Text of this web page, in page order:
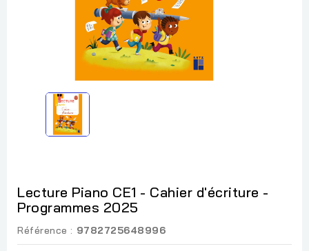
Lecture Piano CE1 - Cahier d'écriture -
Programmes 2025
Référence : 9782725648996